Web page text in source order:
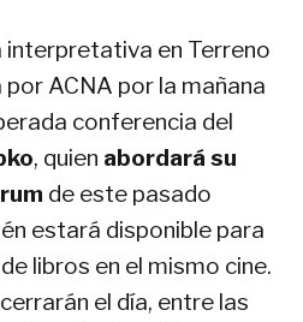
interpretativa en Terreno
ACNA por la mañana
conferencia del
, quien abordará su
de este pasado
estará disponible para
libros en el mismo cine.
el día, entre las